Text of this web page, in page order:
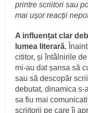
printre scriitori sau
mai uşor reacţii
A influențat clar
lumea literară.
cititor, și întâlnirile
mi-au dat șansa să
sau să descopăr
debutat, dinamica s-
sa fiu mai
scriitorii pe care îi